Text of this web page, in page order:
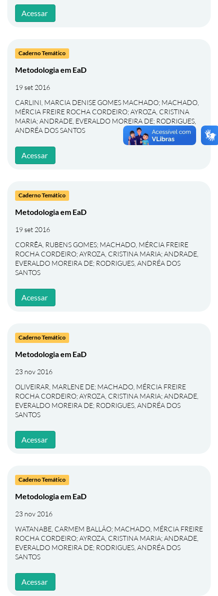
Acessar
Caderno Temático
Metodologia em EaD
19 set 2016
CARLINI, MARCIA DENISE GOMES MACHADO; MACHADO,
MÉRCIA FREIRE ROCHA CORDEIRO;AYROZA, CRISTINA
MARIA;ANDRADE, EVERALDO MOREIRA DE; RODRIGUES,
ANDRÉA DOS SANTOS
Acessar
Caderno Temático
Metodologia em EaD
19 set 2016
CORRÊA, RUBENS GOMES; MACHADO, MÉRCIA FREIRE
ROCHA CORDEIRO;AYROZA, CRISTINA MARIA;ANDRADE,
EVERALDO MOREIRA DE; RODRIGUES, ANDRÉA DOS
SANTOS
Acessar
Caderno Temático
Metodologia em EaD
23 nov 2016
OLIVEIRAR, MARLENE DE; MACHADO, MÉRCIA FREIRE
ROCHA CORDEIRO;AYROZA, CRISTINA MARIA;ANDRADE,
EVERALDO MOREIRA DE; RODRIGUES, ANDRÉA DOS
SANTOS
Acessar
Caderno Temático
Metodologia em EaD
23 nov 2016
WATANABE, CARMEM BALLÃO; MACHADO, MÉRCIA FREIRE
ROCHA CORDEIRO;AYROZA, CRISTINA MARIA;ANDRADE,
EVERALDO MOREIRA DE; RODRIGUES, ANDRÉA DOS
SANTOS
Acessar